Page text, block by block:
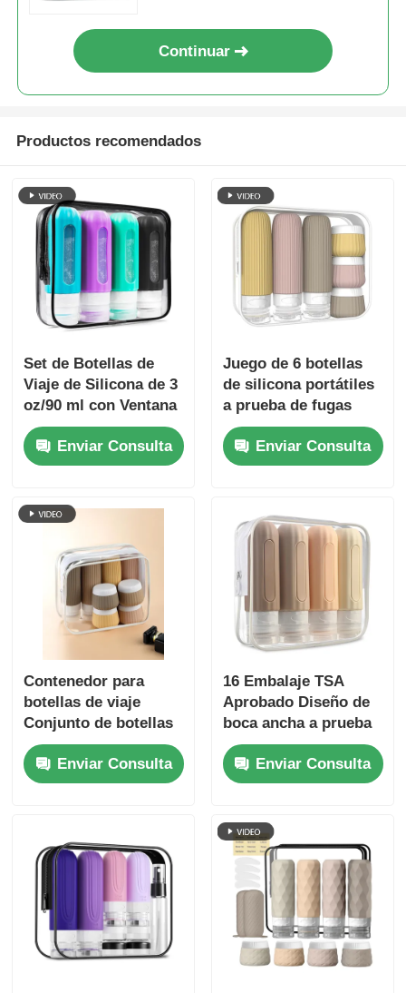
Continuar
Productos recomendados
Set de Botellas de
Viaje de Silicona de 3
oz/90 ml con Ventana
Transparente
Enviar Consulta
Juego de 6 botellas
de silicona portátiles
a prueba de fugas
con aprobación de la
TSA, libres de BPA
Enviar Consulta
Contenedor para
botellas de viaje
Conjunto de botellas
de silicona a prueba
de fugas de 90 ml +
frascos de silicona de
Enviar Consulta
16 Embalaje TSA
Aprobado Diseño de
boca ancha a prueba
de fugas Botella de
viaje de silicona
Conjunto con
artículos de tocador
recargables
Enviar Consulta